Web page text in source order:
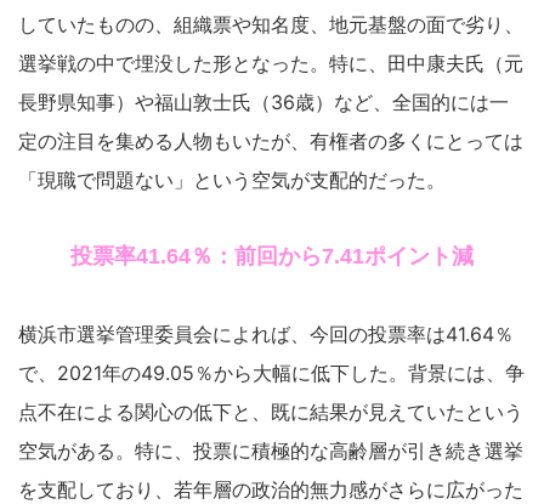
していたものの、組織票や知名度、地元基盤の面で劣り、
選挙戦の中で埋没した形となった。特に、田中康夫氏（元
長野県知事）や福山敦士氏（36歳）など、全国的には一
定の注目を集める人物もいたが、有権者の多くにとっては
「現職で問題ない」という空気が支配的だった。
投票率41.64％：前回から7.41ポイント減
横浜市選挙管理委員会によれば、今回の投票率は41.64％
で、2021年の49.05％から大幅に低下した。背景には、争
点不在による関心の低下と、既に結果が見えていたという
空気がある。特に、投票に積極的な高齢層が引き続き選挙
を支配しており、若年層の政治的無力感がさらに広がった